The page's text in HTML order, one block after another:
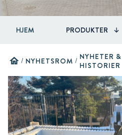
HJEM PRODUKTER
home / NYHETSROM / NYHETER &
HISTORIER